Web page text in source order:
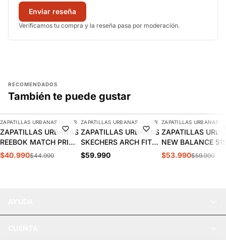
Enviar reseña
Verificamos tu compra y la reseña pasa por moderación.
RECOMENDADOS
También te puede gustar
-9%
AGREGAR
ZAPATILLAS URBANAS MUJER
ZAPATILLAS URBANAS
REEBOK MATCH PRIME
V2 MUJER | 100261905
$40.990$44.990
AGREGAR
ZAPATILLAS URBANAS MUJER
ZAPATILLAS URBANAS
SKECHERS ARCH FIT
2.0 MUJER | 150051-
$59.990
-10%
ZAPATILLAS URBANAS
ZAPATILLAS
NEW BALANCE 515
MUJER |
$53.990$59.990